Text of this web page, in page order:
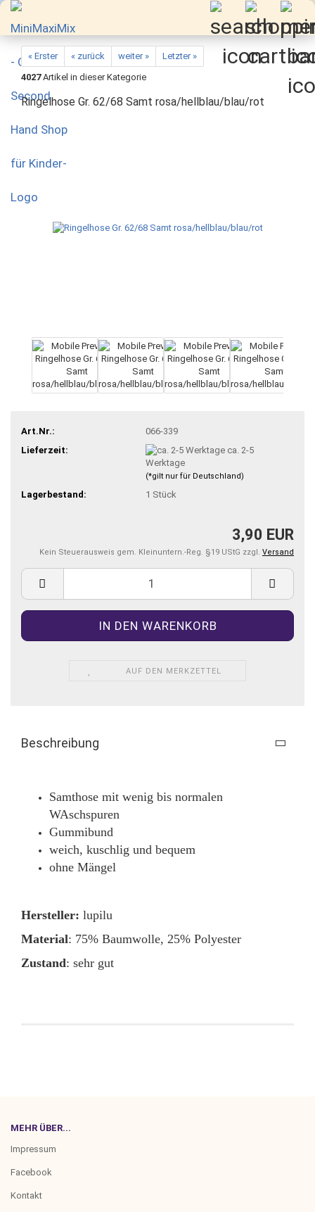
« Erster « zurück weiter »
Letzter »
4027Artikel in dieser Kategorie
Ringelhose Gr. 62/68 Samt rosa/hellblau/blau/rot
Art.Nr.:
066-339
Lieferzeit:
ca. 2-5
Werktage
(*gilt nur für Deutschland)
Lagerbestand: 1 Stück
3,90 EUR
Kein Steuerausweis gem. Kleinuntern.-Reg. §19 UStG zzgl. Versand
AUF DEN MERKZETTEL
Beschreibung
Samthose mit wenig bis normalen
WAschspuren
Gummibund
weich, kuschlig und bequem
ohne Mängel
Hersteller: lupilu
Material: 75% Baumwolle, 25% Polyester
Zustand: sehr gut
MEHR ÜBER...
Impressum
Facebook
Kontakt